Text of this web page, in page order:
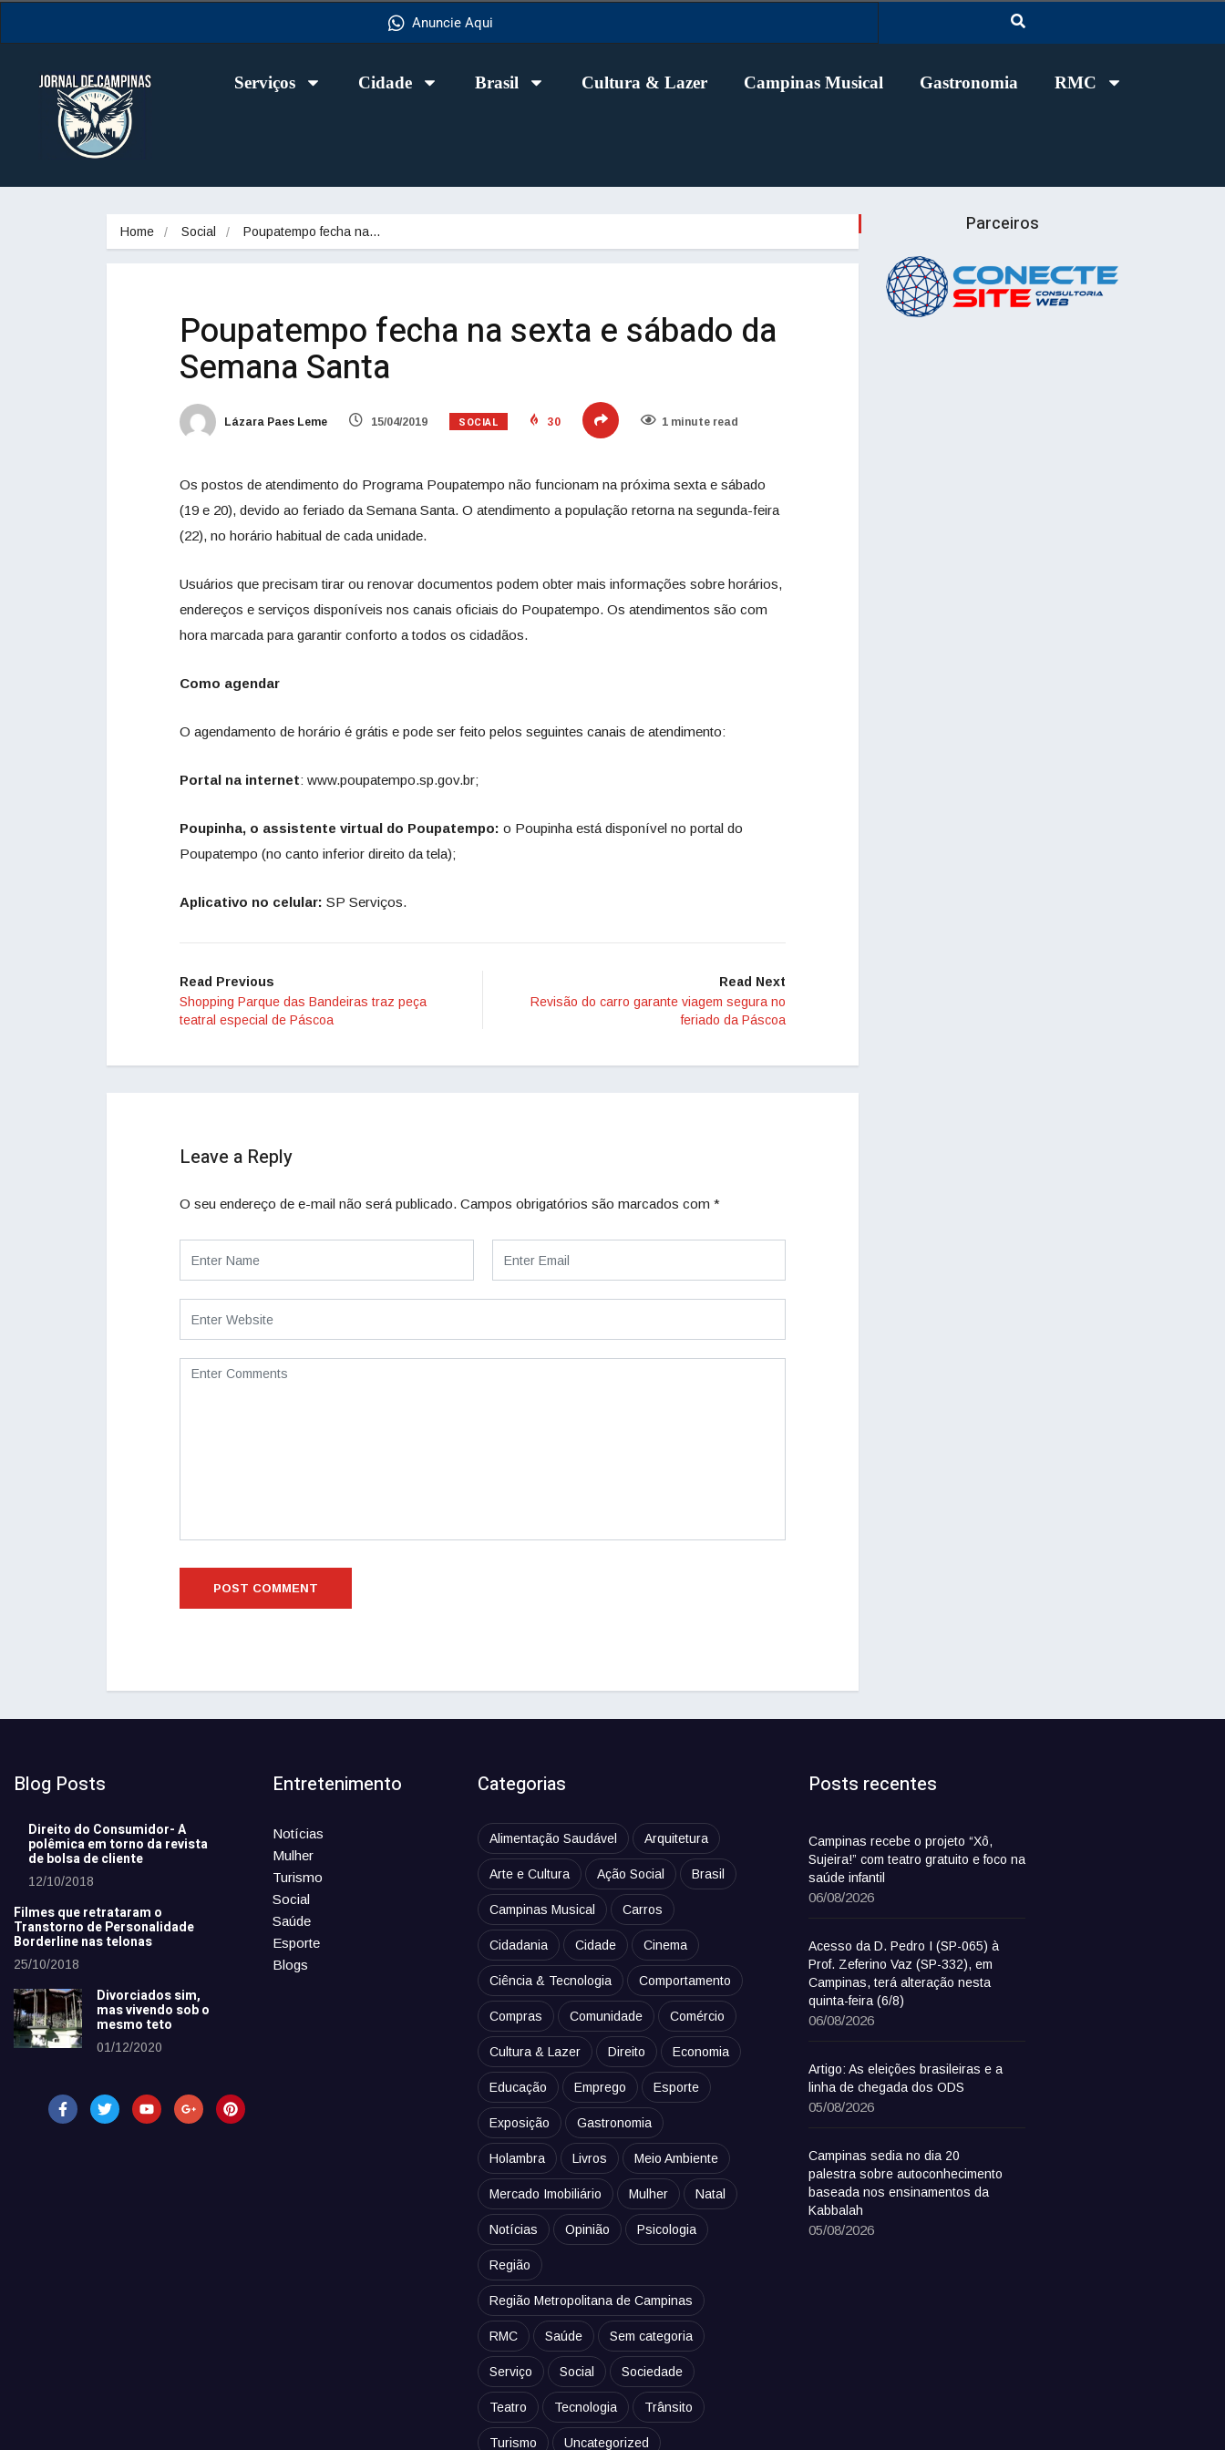
Anuncie Aqui
Serviços Cidade Brasil Cultura & Lazer Campinas Musical Gastronomia RMC
Home Social Poupatempo fecha na…
Poupatempo fecha na sexta e sábado da
Semana Santa
Lázara Paes Leme 15/04/2019 SOCIAL 30 1 minute read
Os postos de atendimento do Programa Poupatempo não funcionam na próxima sexta e sábado
(19 e 20), devido ao feriado da Semana Santa. O atendimento a população retorna na segunda-feira
(22), no horário habitual de cada unidade.
Usuários que precisam tirar ou renovar documentos podem obter mais informações sobre horários,
endereços e serviços disponíveis nos canais oficiais do Poupatempo. Os atendimentos são com
hora marcada para garantir conforto a todos os cidadãos.
Como agendar
O agendamento de horário é grátis e pode ser feito pelos seguintes canais de atendimento:
Portal na internet: www.poupatempo.sp.gov.br;
Poupinha, o assistente virtual do Poupatempo: o Poupinha está disponível no portal do
Poupatempo (no canto inferior direito da tela);
Aplicativo no celular: SP Serviços.
Read Previous
Shopping Parque das Bandeiras traz peça
teatral especial de Páscoa
Read Next
Revisão do carro garante viagem segura no
feriado da Páscoa
Leave a Reply
O seu endereço de e-mail não será publicado. Campos obrigatórios são marcados com *
Parceiros
Blog Posts
Direito do Consumidor- A
polêmica em torno da revista
de bolsa de cliente
12/10/2018
Filmes que retrataram o
Transtorno de Personalidade
Borderline nas telonas
25/10/2018
Divorciados sim,
mas vivendo sob o
mesmo teto
01/12/2020
Entretenimento
Notícias
Mulher
Turismo
Social
Saúde
Esporte
Blogs
Categorias
Alimentação Saudável Arquitetura
Arte e Cultura Ação Social Brasil
Campinas Musical Carros
Cidadania Cidade Cinema
Ciência & Tecnologia Comportamento
Compras Comunidade Comércio
Cultura & Lazer Direito Economia
Educação Emprego Esporte
Exposição Gastronomia
Holambra Livros Meio Ambiente
Mercado Imobiliário Mulher Natal
Notícias Opinião Psicologia
Região
Região Metropolitana de Campinas
RMC Saúde Sem categoria
Serviço Social Sociedade
Teatro Tecnologia Trânsito
Turismo Uncategorized
Posts recentes
Campinas recebe o projeto “Xô,
Sujeira!” com teatro gratuito e foco na
saúde infantil
06/08/2026
Acesso da D. Pedro I (SP-065) à
Prof. Zeferino Vaz (SP-332), em
Campinas, terá alteração nesta
quinta-feira (6/8)
06/08/2026
Artigo: As eleições brasileiras e a
linha de chegada dos ODS
05/08/2026
Campinas sedia no dia 20
palestra sobre autoconhecimento
baseada nos ensinamentos da
Kabbalah
05/08/2026